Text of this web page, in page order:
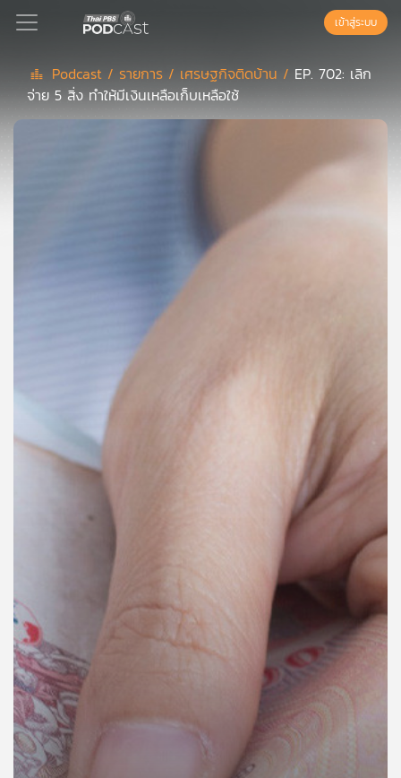
Podcast
ของ
ข่าว
และ
กิจกรรม
เกี่ยว
กับ
เรา
เข้าสู่ระบบ
Podcast / รายการ / เศรษฐกิจติดบ้าน / EP. 702: เลิก
จ่าย 5 สิ่ง ทำให้มีเงินเหลือเก็บเหลือใช้